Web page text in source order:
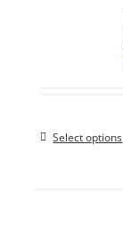
Select options